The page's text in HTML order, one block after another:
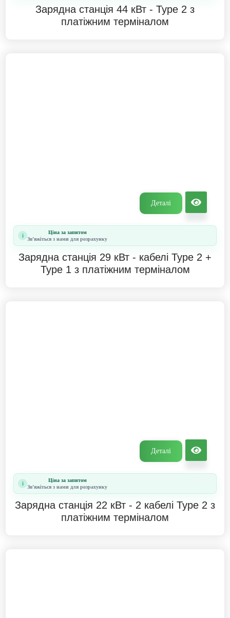
Зарядна станція 44 кВт - Type 2 з
платіжним терміналом
Деталі
i Ціна за запитом
Звʼяжіться з нами для розрахунку
Зарядна станція 29 кВт - кабелі Type 2 +
Type 1 з платіжним терміналом
Деталі
i Ціна за запитом
Звʼяжіться з нами для розрахунку
Зарядна станція 22 кВт - 2 кабелі Type 2 з
платіжним терміналом